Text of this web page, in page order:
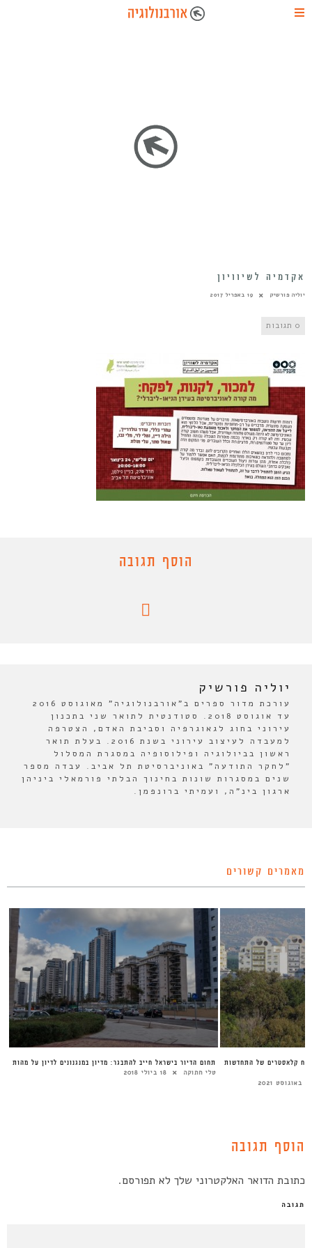
אקדמיה לשיוויון
יוליה פורשיק 19 באפריל 2017
0 תגובות
הוסף תגובה
יוליה פורשיק
עורכת מדור ספרים ב"אורבנולוגיה" מאוגוסט 2016
עד אוגוסט 2018. סטודנטית לתואר שני בתכנון
עירוני בחוג לגאוגרפיה וסביבת האדם, הצטרפה
למעבדה לעיצוב עירוני בשנת 2016. בעלת תואר
ראשון בביולוגיה ופילוסופיה במסגרת המסלול
"לחקר התודעה" באוניברסיטת תל אביב. עבדה מספר
שנים במסגרות שונות בחינוך הבלתי פורמאלי ביניהן
ארגון בינ"ה, ועמיתי ברונפמן.
מאמרים קשורים
תחום הדיור בישראל חייב להתבגר: מדיון במנגנונים לדיון על מהות
טלי חתוקה 18 ביולי 2018
עירונית בפריפריה | #4 פיתוח קלאסטרים של התחדשות
הוסף תגובה
כתובת הדואר האלקטרוני שלך לא תפורסם.
תגובה